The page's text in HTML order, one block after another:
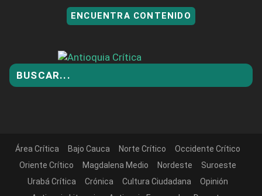
ENCUENTRA CONTENIDO
Área Crítica Bajo Cauca Norte Crítico
Occidente Crítico
Oriente Crítico
Magdalena Medio Nordeste
Suroeste
Urabá Crítica
Crónica Cultura Ciudadana
Opinión